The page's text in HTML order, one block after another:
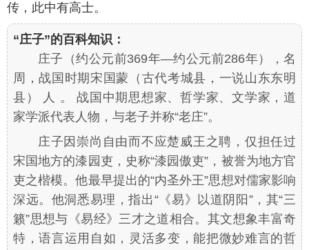
传，此中有高士。
“庄子”的百科知识：
庄子（约公元前369年—约公元前286年），名
周，战国时期宋国蒙（古代考城县，一说山东东明
县） 人 。 战国中期思想家、哲学家、文学家，道
家学派代表人物，与老子并称“老庄”。
庄子因崇尚自由而不应楚威王之聘，仅担任过
宋国地方的漆园吏，史称“漆园傲吏”，被誉为地方官
吏之楷模。他最早提出的“内圣外王”思想对儒家影响
深远。他洞悉易理，指出“《易》以道阴阳”，其“三
籁”思想与《易经》三才之道相合。其文想象丰富奇
特，语言运用自如，灵活多变，能把微妙难言的哲